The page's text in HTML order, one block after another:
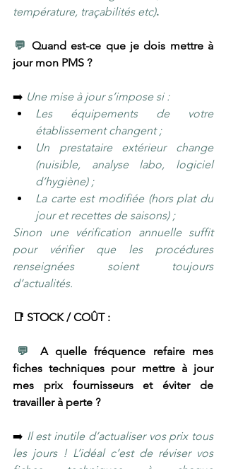
température, traçabilités etc).
​💬 Quand est-ce que je dois mettre à
jour mon PMS ?
➡️ Une mise à jour s’impose si :
Les équipements de votre
établissement changent ;
Un prestataire extérieur change
(nuisible, analyse labo, logiciel
d’hygiène) ;
La carte est modifiée (hors plat du
jour et recettes de saisons) ;
Sinon une vérification annuelle suffit
pour vérifier que les procédures
renseignées soient toujours
d’actualités.
📑 STOCK / COÛT :
​💬 A quelle fréquence refaire mes
fiches techniques pour mettre à jour
mes prix fournisseurs et éviter de
travailler à perte ?
➡️ Il est inutile d’actualiser vos prix tous
les jours ! L’idéal c’est de réviser vos